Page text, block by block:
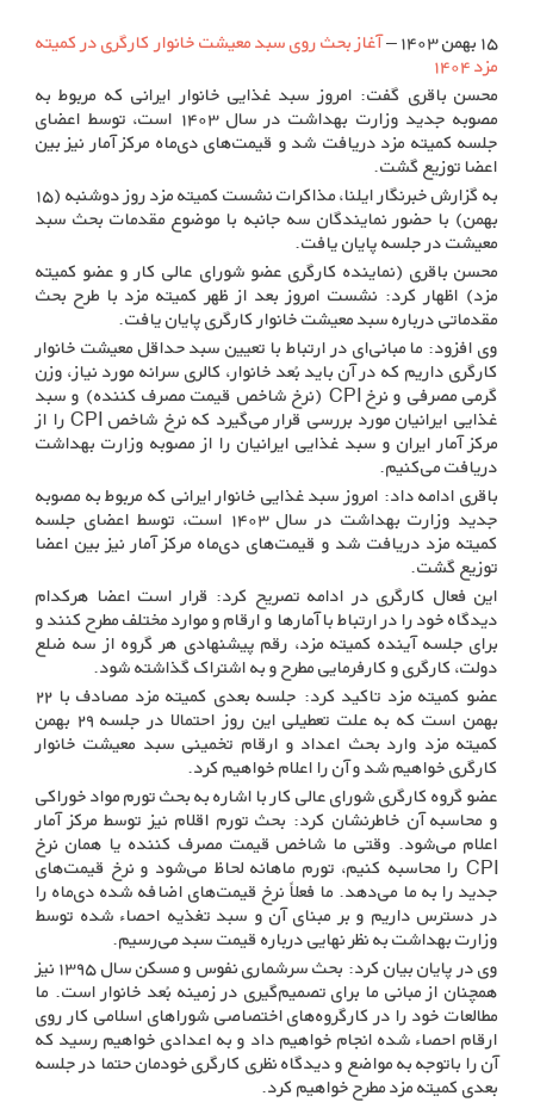
۱۵ بهمن ۱۴۰۳ –
آغاز بحث روی سبد معیشت خانوار کارگری در کمیته
مزد ۱۴۰۴
محسن باقری گفت: امروز سبد غذایی خانوار ایرانی که مربوط به
مصوبه جدید وزارت بهداشت در سال ۱۴۰۳ است، توسط اعضای
جلسه کمیته مزد دریافت شد و قیمت‌های دی‌ماه مرکز آمار نیز بین
اعضا توزیع گشت.
به گزارش خبرنگار ایلنا، مذاکرات نشست کمیته مزد روز دوشنبه (۱۵
بهمن) با حضور نمایندگان سه جانبه با موضوع مقدمات بحث سبد
معیشت در جلسه پایان یافت.
محسن باقری (نماینده کارگری عضو شورای عالی کار و عضو کمیته
مزد) اظهار کرد: نشست امروز بعد از ظهر کمیته مزد با طرح بحث
مقدماتی درباره سبد معیشت خانوار کارگری پایان یافت.
وی افزود: ما مبانی‌ای در ارتباط با تعیین سبد حداقل معیشت خانوار
کارگری داریم که در آن باید بُعد خانوار، کالری سرانه مورد نیاز، وزن
گرمی مصرفی و نرخ CPI (نرخ شاخص قیمت مصرف کننده) و سبد
غذایی ایرانیان مورد بررسی قرار می‌گیرد که نرخ شاخص CPI را از
مرکز آمار ایران و سبد غذایی ایرانیان را از مصوبه وزارت بهداشت
دریافت می‌کنیم.
باقری ادامه داد: امروز سبد غذایی خانوار ایرانی که مربوط به مصوبه
جدید وزارت بهداشت در سال ۱۴۰۳ است، توسط اعضای جلسه
کمیته مزد دریافت شد و قیمت‌های دی‌ماه مرکز آمار نیز بین اعضا
توزیع گشت.
این فعال کارگری در ادامه تصریح کرد: قرار است اعضا هرکدام
دیدگاه خود را در ارتباط با آمارها و ارقام و موارد مختلف مطرح کنند و
برای جلسه آینده کمیته مزد، رقم پیشنهادی هر گروه از سه ضلع
دولت، کارگری و کارفرمایی مطرح و به اشتراک گذاشته شود.
عضو کمیته مزد تاکید کرد: جلسه بعدی کمیته مزد مصادف با ۲۲
بهمن است که به علت تعطیلی این روز احتمالا در جلسه ۲۹ بهمن
کمیته مزد وارد بحث اعداد و ارقام تخمینی سبد معیشت خانوار
کارگری خواهیم شد و آن را اعلام خواهیم کرد.
عضو گروه کارگری شورای عالی کار با اشاره به بحث تورم مواد خوراکی
و محاسبه آن خاطرنشان کرد: بحث تورم اقلام نیز توسط مرکز آمار
اعلام می‌شود. وقتی ما شاخص قیمت مصرف کننده یا همان نرخ
CPI را محاسبه کنیم، تورم ماهانه لحاظ می‌شود و نرخ قیمت‌های
جدید را به ما می‌دهد. ما فعلاً نرخ قیمت‌های اضافه شده دی‌ماه را
در دسترس داریم و بر مبنای آن و سبد تغذیه احصاء شده توسط
وزارت بهداشت به نظر نهایی درباره قیمت سبد می‌رسیم.
وی در پایان بیان کرد: بحث سرشماری نفوس و مسکن سال ۱۳۹۵ نیز
همچنان از مبانی ما برای تصمیم‌گیری در زمینه بُعد خانوار است. ما
مطالعات خود را در کارگروه‌های اختصاصی شوراهای اسلامی کار روی
ارقام احصاء شده انجام خواهیم داد و به اعدادی خواهیم رسید که
آن را باتوجه به مواضع و دیدگاه نظری کارگری خودمان حتما در جلسه
بعدی کمیته مزد مطرح خواهیم کرد.